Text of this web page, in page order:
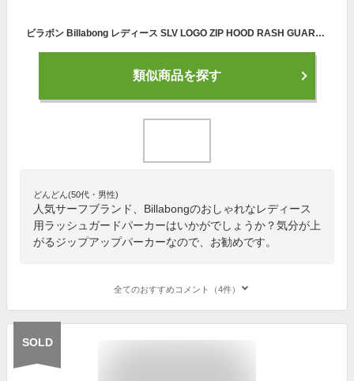
ビラボン Billabong レディース SLV LOGO ZIP HOOD RASH GUARD ジップアップ ラッシュパーカー bc013851
類似商品を探す
どんどん(50代・男性)
人気サーフブランド、Billabongのおしゃれなレディース
用ラッシュガードパーカーはいかがでしょうか？気分が上
がるジップアップパーカーなので、お勧めです。
全てのおすすめコメント（4件）
SOLD